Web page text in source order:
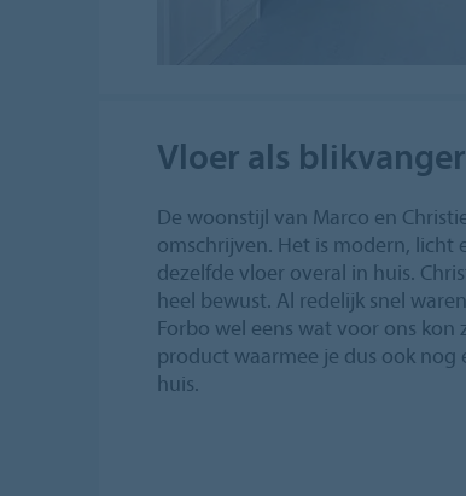
Vloer als blikvanger
De woonstijl van Marco en
omschrijven. Het is modern, licht
dezelfde vloer overal in huis.
heel bewust. Al redelijk snel
Forbo wel eens wat voor ons
product waarmee je dus ook nog
huis.